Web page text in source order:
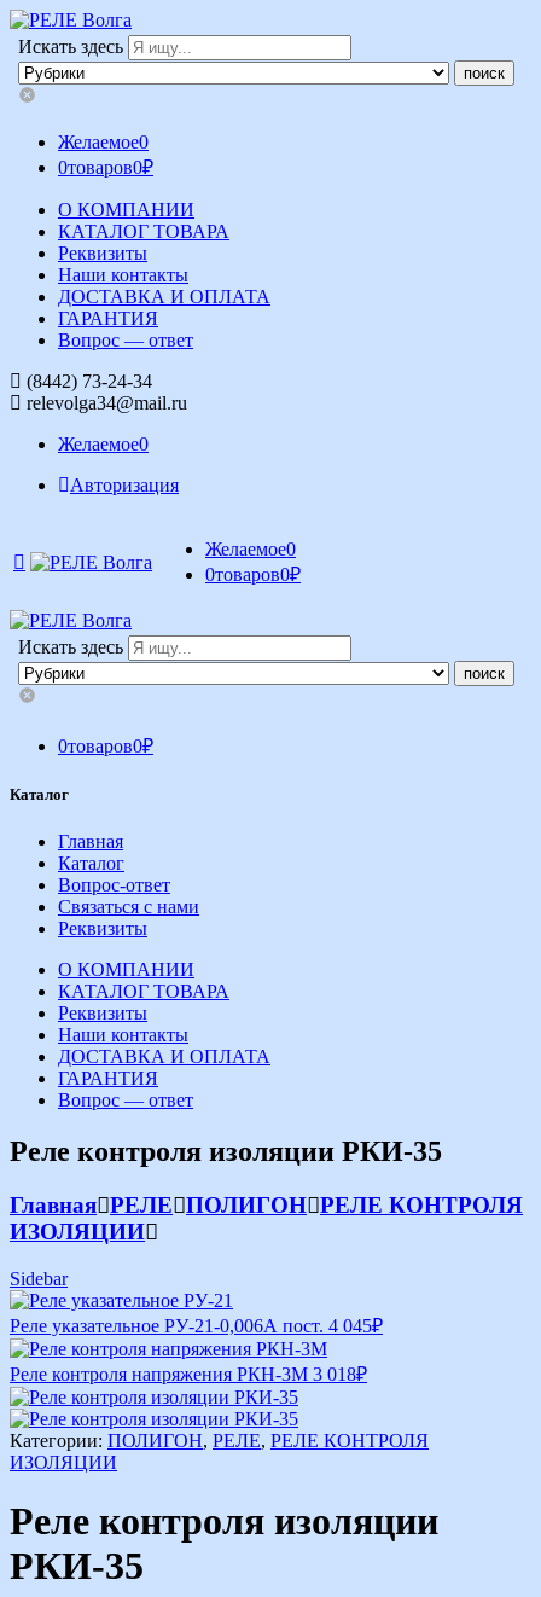
Искать здесь
Желаемое0
0товаров0₽
О КОМПАНИИ
КАТАЛОГ ТОВАРА
Реквизиты
Наши контакты
ДОСТАВКА И ОПЛАТА
ГАРАНТИЯ
Вопрос — ответ
(8442) 73-24-34
relevolga34@mail.ru
Желаемое0
Авторизация
Желаемое0
0товаров0₽
Искать здесь
0товаров0₽
Каталог
Главная
Каталог
Вопрос-ответ
Связаться с нами
Реквизиты
О КОМПАНИИ
КАТАЛОГ ТОВАРА
Реквизиты
Наши контакты
ДОСТАВКА И ОПЛАТА
ГАРАНТИЯ
Вопрос — ответ
Реле контроля изоляции РКИ-35
Главная РЕЛЕ ПОЛИГОН РЕЛЕ КОНТРОЛЯ
ИЗОЛЯЦИИ
Sidebar
Реле указательное РУ-21-0,006А пост. 4 045₽
Реле контроля напряжения РКН-3М 3 018₽
Категории: ПОЛИГОН, РЕЛЕ, РЕЛЕ КОНТРОЛЯ
ИЗОЛЯЦИИ
Реле контроля изоляции
РКИ-35